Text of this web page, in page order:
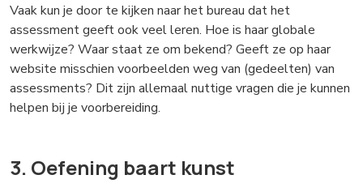
Vaak kun je door te kijken naar het bureau dat het
assessment geeft ook veel leren. Hoe is haar globale
werkwijze? Waar staat ze om bekend? Geeft ze op haar
website misschien voorbeelden weg van (gedeelten) van
assessments? Dit zijn allemaal nuttige vragen die je kunnen
helpen bij je voorbereiding.
3. Oefening baart kunst